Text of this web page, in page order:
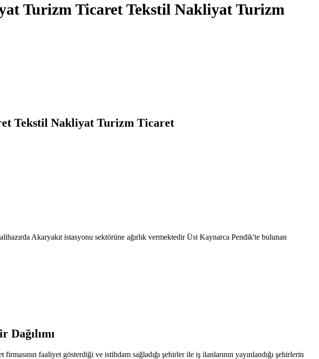
Turizm Ticaret Tekstil Nakliyat Turizm
Tekstil Nakliyat Turizm Ticaret
Akaryakıt istasyonu sektörüne ağırlık vermektedir Üst Kaynarca Pendik'te bulunan
Dağılımı
firmasının faaliyet gösterdiği ve istihdam sağladığı şehirler ile iş ilanlarının yayınlandığı şehirlerin